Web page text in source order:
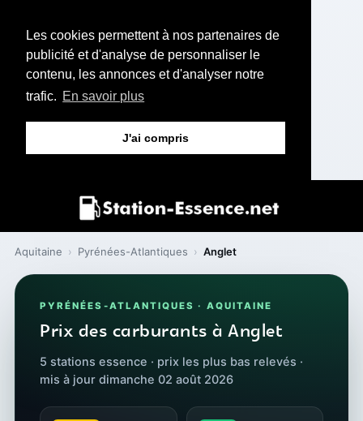
Les cookies permettent à nos partenaires de
publicité et d'analyse de personnaliser le
contenu, les annonces et d'analyser notre
trafic. En savoir plus
J'ai compris
Aquitaine › Pyrénées-Atlantiques › Anglet
PYRÉNÉES-ATLANTIQUES · AQUITAINE
Prix des carburants à Anglet
5 stations essence · prix les plus bas relevés ·
mis à jour dimanche 02 août 2026